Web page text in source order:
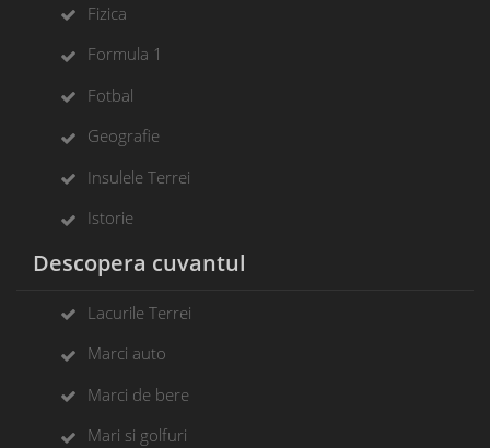
Fizica
Formula 1
Fotbal
Geografie
Insulele Terrei
Istorie
Descopera cuvantul
Lacurile Terrei
Marci auto
Marci de bere
Mari si golfuri